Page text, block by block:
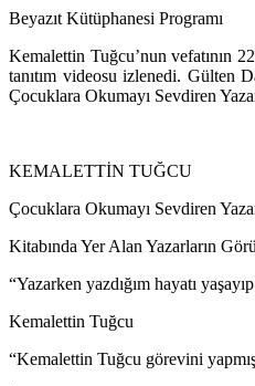
Beyazıt Kütüphanesi Programı
Kemalettin Tuğcu’nun vefatının
tanıtım videosu izlenedi. Gülten
Çocuklara Okumayı Sevdiren Yazar
KEMALETTİN TUĞCU
Çocuklara Okumayı Sevdiren
Kitabında Yer Alan Yazarların
“Yazarken yazdığım hayatı
Kemalettin Tuğcu
“Kemalettin Tuğcu görevini